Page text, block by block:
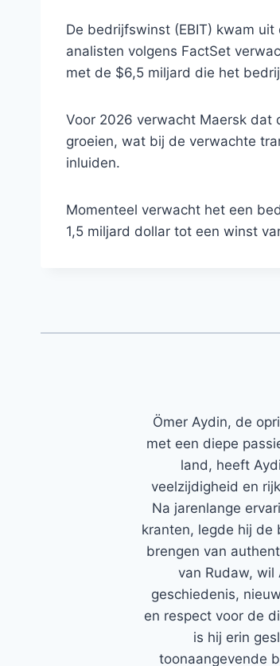
De bedrijfswinst (EBIT) kwam
analisten volgens FactSet
met de $6,5 miljard die het
Voor 2026 verwacht Maersk dat
groeien, wat bij de verwachte
inluiden.
Momenteel verwacht het een
1,5 miljard dollar tot een winst
Ömer Aydin, de
met een diepe
land, heeft
veelzijdigheid en
Na jarenlange
kranten, legde hij de
brengen van
van Rudaw, wil
geschiedenis,
en respect voor de
is hij erin
toonaangevende